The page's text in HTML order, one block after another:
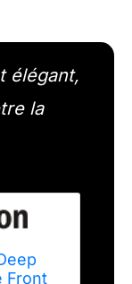
élégant,
la
Front